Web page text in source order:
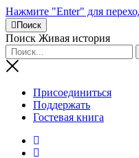
Нажмите "Enter" для
Поиск
Поиск Живая история
Присоединиться
Поддержать
Гостевая книга